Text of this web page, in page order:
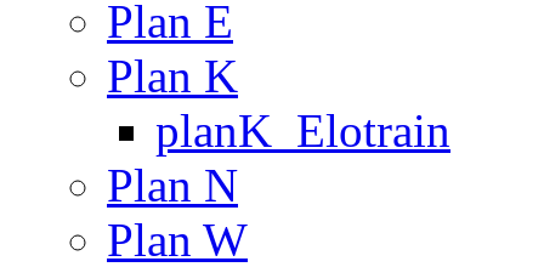
Plan E
Plan K
planK_Elotrain
Plan N
Plan W